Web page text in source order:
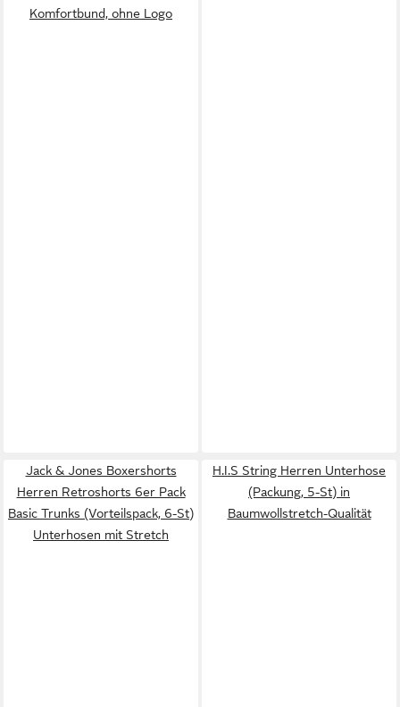
Komfortbund, ohne Logo
Jack & Jones Boxershorts
Herren Retroshorts 6er Pack
Basic Trunks (Vorteilspack, 6-St)
Unterhosen mit Stretch
H.I.S String Herren Unterhose
(Packung, 5-St) in
Baumwollstretch-Qualität